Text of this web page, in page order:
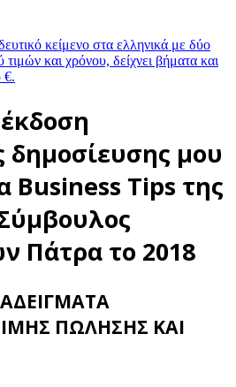
δημοσίευσης μου
Business Tips της
Πάτρα το 2018
ΠΩΛΗΣΗΣ ΚΑΙ